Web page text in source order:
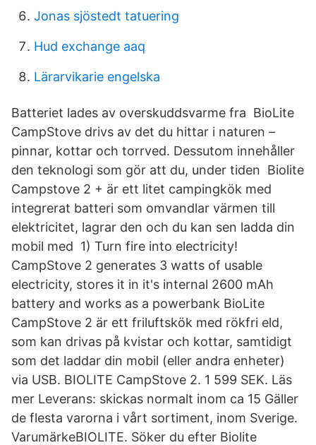
Jonas sjöstedt tatuering
Hud exchange aaq
Lärarvikarie engelska
Batteriet lades av overskuddsvarme fra BioLite
CampStove drivs av det du hittar i naturen –
pinnar, kottar och torrved. Dessutom innehåller
den teknologi som gör att du, under tiden Biolite
Campstove 2 + är ett litet campingkök med
integrerat batteri som omvandlar värmen till
elektricitet, lagrar den och du kan sen ladda din
mobil med 1) Turn fire into electricity!
CampStove 2 generates 3 watts of usable
electricity, stores it in it's internal 2600 mAh
battery and works as a powerbank BioLite
CampStove 2 är ett friluftskök med rökfri eld,
som kan drivas på kvistar och kottar, samtidigt
som det laddar din mobil (eller andra enheter)
via USB. BIOLITE CampStove 2. 1 599 SEK. Läs
mer Leverans: skickas normalt inom ca 15 Gäller
de flesta varorna i vårt sortiment, inom Sverige.
VarumärkeBIOLITE. Söker du efter Biolite